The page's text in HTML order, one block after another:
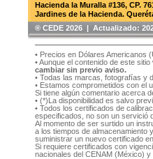
Hacienda la Muralla #136, CP.
Jardines de la Hacienda.
®️ CEDE 2026 | Actualizado:
• Precios en Dólares Americanos
• Aunque el contenido de este
cambiar sin previo aviso.
• Todas las marcas, fotografías y
• Estamos comprometidos con el
Si tiene algún comentario acerca
• (*)La disponibilidad es salvo
• Todos los certificados de
especificados, no son un servició
Al momento de ser surtido un
a los tiempos de almacenamiento
suministrar un nuevo certificado
Si requiere certificados con
nacionales del CENAM (México)